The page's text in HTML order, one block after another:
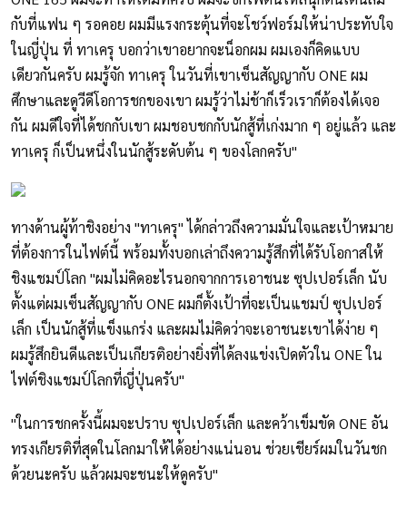
กับที่แฟน ๆ รอคอย ผมมีแรงกระตุ้นที่จะโชว์ฟอร์มให้น่าประทับใจ
ในญี่ปุ่น ที่ ทาเครุ บอกว่าเขาอยากจะน็อกผม ผมเองก็คิดแบบ
เดียวกันครับ ผมรู้จัก ทาเครุ ในวันที่เขาเซ็นสัญญากับ ONE ผม
ศึกษาและดูวีดีโอการชกของเขา ผมรู้ว่าไม่ช้าก็เร็วเราก็ต้องได้เจอ
กัน ผมดีใจที่ได้ชกกับเขา ผมชอบชกกับนักสู้ที่เก่งมาก ๆ อยู่แล้ว และ
ทาเครุ ก็เป็นหนึ่งในนักสู้ระดับต้น ๆ ของโลกครับ"
ทางด้านผู้ท้าชิงอย่าง "ทาเครุ" ได้กล่าวถึงความมั่นใจและเป้าหมาย
ที่ต้องการในไฟต์นี้ พร้อมทั้งบอกเล่าถึงความรู้สึกที่ได้รับโอกาสให้
ชิงแชมป์โลก "ผมไม่คิดอะไรนอกจากการเอาชนะ ซุปเปอร์เล็ก นับ
ตั้งแต่ผมเซ็นสัญญากับ ONE ผมก็ตั้งเป้าที่จะเป็นแชมป์ ซุปเปอร์
เล็ก เป็นนักสู้ที่แข็งแกร่ง และผมไม่คิดว่าจะเอาชนะเขาได้ง่าย ๆ
ผมรู้สึกยินดีและเป็นเกียรติอย่างยิ่งที่ได้ลงแข่งเปิดตัวใน ONE ใน
ไฟต์ชิงแชมป์โลกที่ญี่ปุ่นครับ"
"ในการชกครั้งนี้ผมจะปราบ ซุปเปอร์เล็ก และคว้าเข็มขัด ONE อัน
ทรงเกียรติที่สุดในโลกมาให้ได้อย่างแน่นอน ช่วยเชียร์ผมในวันชก
ด้วยนะครับ แล้วผมจะชนะให้ดูครับ"